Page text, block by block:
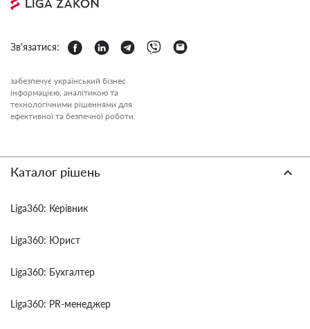
Зв'язатися:
забезпечує український бізнес
інформацією, аналітикою та
технологічними рішеннями для
ефективної та безпечної роботи.
Каталог рішень
Liga360: Керівник
Liga360: Юрист
Liga360: Бухгалтер
Liga360: PR-менеджер